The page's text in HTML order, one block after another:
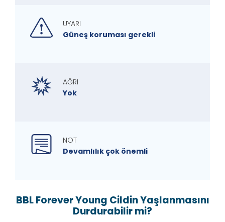
UYARI
Güneş koruması gerekli
AĞRI
Yok
NOT
Devamlılık çok önemli
BBL Forever Young Cildin Yaşlanmasını
Durdurabilir mi?